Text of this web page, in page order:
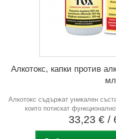
Алкотокс, капки против
Алкотокс съдържат уникален
които потискат
33,23 € /